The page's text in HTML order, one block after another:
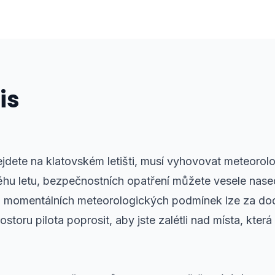
na klatovském letišti, musí vyhovovat
letu, bezpečnostních opatření můžete vesele
meteorologických podmínek lze za
pilota poprosit, aby jste zalétli nad místa, která